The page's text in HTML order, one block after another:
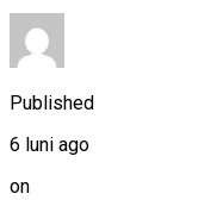
Published
6 luni ago
on